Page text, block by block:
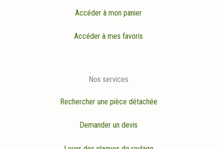
Accéder à mon panier
Accéder à mes favoris
Nos services
Rechercher une pièce détachée
Demander un devis